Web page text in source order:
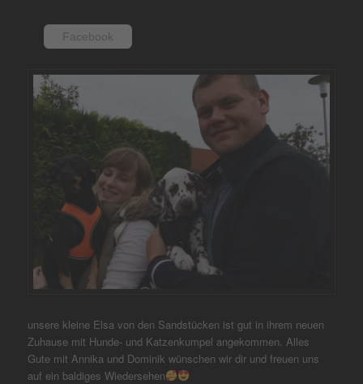
Facebook
unsere kleine Elsa von den Sandstücken ist gut in ihrem neuen
Zuhause mit Hunde- und Katzenkumpel angekommen. Alles
Gute mit Annika und Dominik wünschen wir dir und freuen uns
auf ein baldiges Wiedersehen